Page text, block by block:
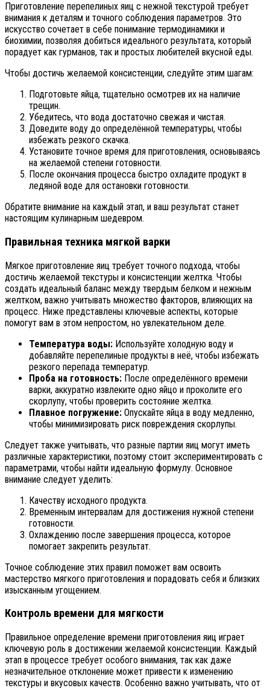
Приготовление перепелиных яиц с нежной текстурой требует
внимания к деталям и точного соблюдения параметров. Это
искусство сочетает в себе понимание термодинамики и
биохимии, позволяя добиться идеального результата, который
порадует как гурманов, так и простых любителей вкусной еды.
Чтобы достичь желаемой консистенции, следуйте этим шагам:
Подготовьте яйца, тщательно осмотрев их на наличие
трещин.
Убедитесь, что вода достаточно свежая и чистая.
Доведите воду до определённой температуры, чтобы
избежать резкого скачка.
Установите точное время для приготовления, основываясь
на желаемой степени готовности.
После окончания процесса быстро охладите продукт в
ледяной воде для остановки готовности.
Обратите внимание на каждый этап, и ваш результат станет
настоящим кулинарным шедевром.
Правильная техника мягкой варки
Мягкое приготовление яиц требует точного подхода, чтобы
достичь желаемой текстуры и консистенции желтка. Чтобы
создать идеальный баланс между твердым белком и нежным
желтком, важно учитывать множество факторов, влияющих на
процесс. Ниже представлены ключевые аспекты, которые
помогут вам в этом непростом, но увлекательном деле.
Температура воды: Используйте холодную воду и
добавляйте перепелиные продукты в неё, чтобы избежать
резкого перепада температур.
Проба на готовность: После определённого времени
варки, аккуратно извлеките одно яйцо и проколите его
скорлупу, чтобы проверить состояние желтка.
Плавное погружение: Опускайте яйца в воду медленно,
чтобы минимизировать риск повреждения скорлупы.
Следует также учитывать, что разные партии яиц могут иметь
различные характеристики, поэтому стоит экспериментировать с
параметрами, чтобы найти идеальную формулу. Основное
внимание следует уделить:
Качеству исходного продукта.
Временным интервалам для достижения нужной степени
готовности.
Охлаждению после завершения процесса, которое
помогает закрепить результат.
Точное соблюдение этих правил поможет вам освоить
мастерство мягкого приготовления и порадовать себя и близких
изысканным угощением.
Контроль времени для мягкости
Правильное определение времени приготовления яиц играет
ключевую роль в достижении желаемой консистенции. Каждый
этап в процессе требует особого внимания, так как даже
незначительное отклонение может привести к изменению
текстуры и вкусовых качеств. Особенно важно учитывать, что от